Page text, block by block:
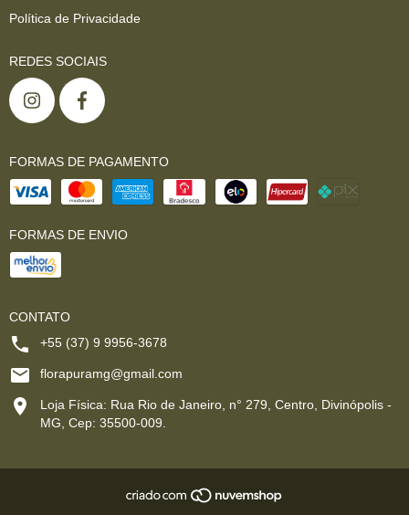
Política de Privacidade
REDES SOCIAIS
FORMAS DE PAGAMENTO
FORMAS DE ENVIO
CONTATO
+55 (37) 9 9956-3678
florapuramg@gmail.com
Loja Física: Rua Rio de Janeiro, n° 279, Centro, Divinópolis -
MG, Cep: 35500-009.